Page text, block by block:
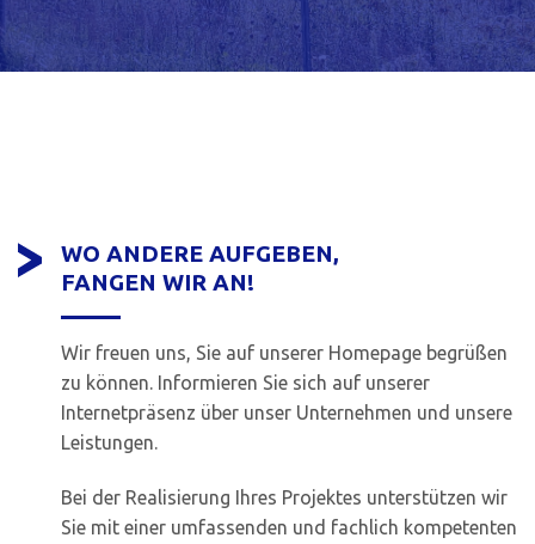
WO ANDERE AUFGEBEN,
FANGEN WIR AN!
Wir freuen uns, Sie auf unserer Homepage begrüßen
zu können. Informieren Sie sich auf unserer
Internetpräsenz über unser Unternehmen und unsere
Leistungen.
Bei der Realisierung Ihres Projektes unterstützen wir
Sie mit einer umfassenden und fachlich kompetenten